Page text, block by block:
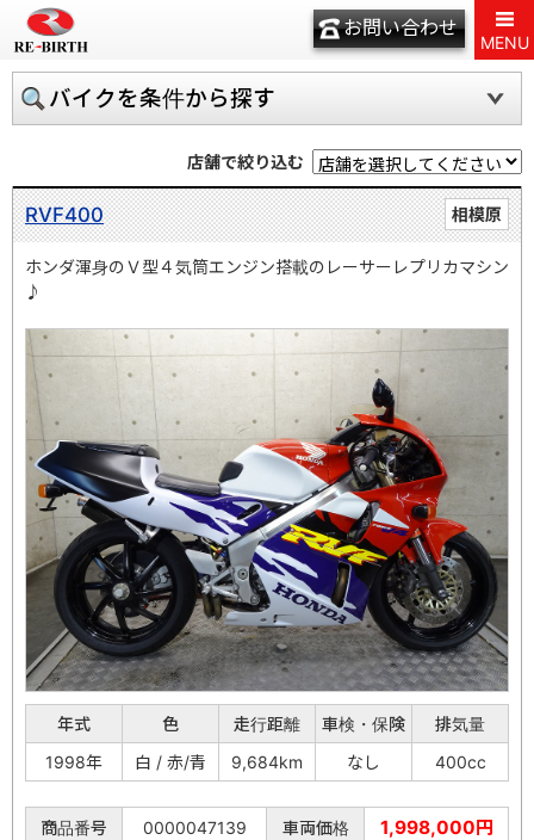
お問い合わせ
MENU
バイクを条件から探す
店舗で絞り込む
相模原
RVF400
ホンダ渾身のＶ型４気筒エンジン搭載のレーサーレプリカマシン
♪
年式 色 走行距離 車検・保険
排気量
1998年
白 / 赤/青 9,684km なし 400cc
商品番号 0000047139 車両価格 1,998,000円